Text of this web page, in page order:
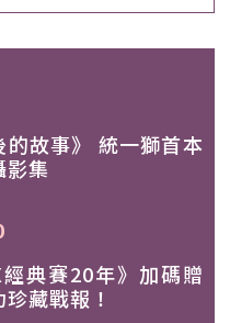
的故事》 統一獅首本
影集
經典賽20年》加碼贈
藏戰報！